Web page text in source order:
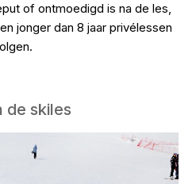
of ontmoedigd is na de les,
jonger dan 8 jaar privélessen
de skiles